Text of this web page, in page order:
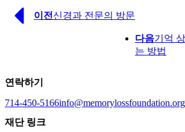
Previous
이전 신경과 전문의 방문
Next
Page
다음기억
는 방법
재단 링크
연락하기
714-450-5166info@memorylossfoundation.org